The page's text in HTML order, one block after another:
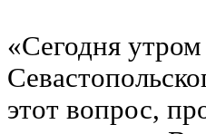
«Сегодня
этот вопрос,